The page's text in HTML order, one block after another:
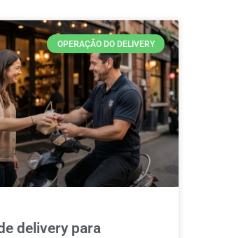
OPERAÇÃO DO DELIVERY
delivery para